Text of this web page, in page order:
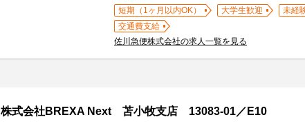
短期（1ヶ月以内OK） 大学生歓迎 未経
交通費支給
佐川急便株式会社の求人一覧を見る
株式会社BREXA Next 苫小牧支店 13083-01／E10